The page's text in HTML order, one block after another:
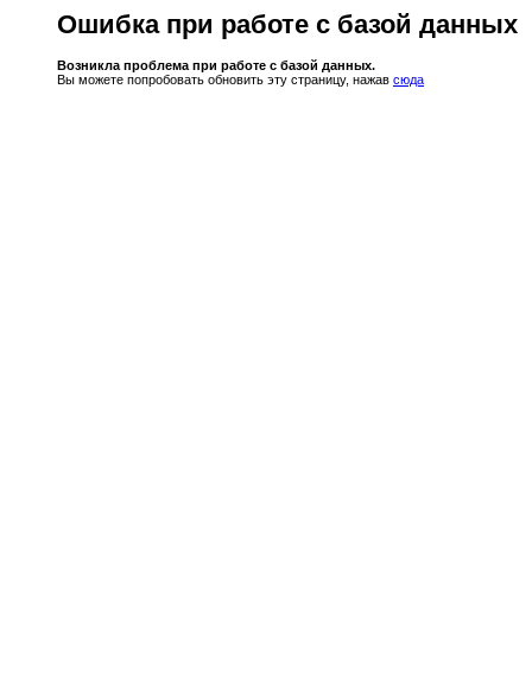
Ошибка при работе с базой данных
Возникла проблема при работе с базой данных.
Вы можете попробовать обновить эту страницу, нажав сюда